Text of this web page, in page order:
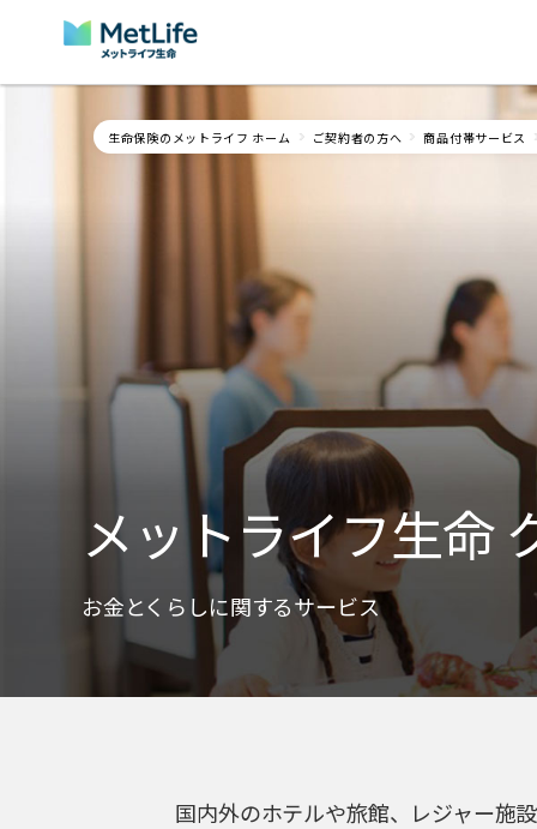
Skip Navigation
生命保険のメットライフ ホーム ご契約者の方へ 商品付帯サービス
メットライフ生命
お金とくらしに関するサービス
国内外のホテルや旅館、レジャー施